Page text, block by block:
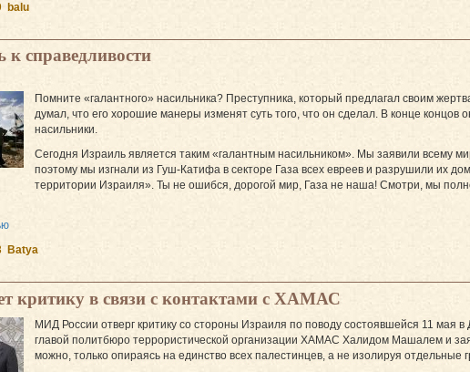
balu
к справедливости
Помните «галантного» насильника? Преступника, который предлагал своим
думал, что его хорошие манеры изменят суть того, что он сделал. В конце концов
насильники.
Сегодня Израиль является таким «галантным насильником». Мы заявили всему
поэтому мы изгнали из Гуш-Катифа в секторе Газа всех евреев и разрушили их
территории Израиля». Ты не ошибся, дорогой мир, Газа не наша! Смотри, мы
Batya
критику в связи с контактами с ХАМАС
МИД России отверг критику со стороны Израиля по поводу состоявшейся 11 мая
главой политбюро террористической организации ХАМАС Халидом Машалем и
можно, только опираясь на единство всех палестинцев, а не изолируя отдельные